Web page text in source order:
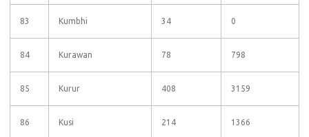
83 Kumbhi 34 0
84 Kurawan 78 798
85 Kurur 408 3159
86 Kusi 214 1366